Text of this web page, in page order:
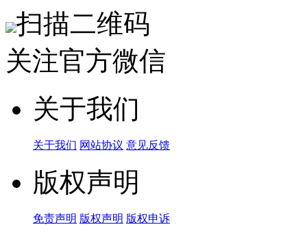
扫描二维码
关注官方微信
关于我们
关于我们 网站协议 意见反馈
版权声明
免责声明 版权声明 版权申诉